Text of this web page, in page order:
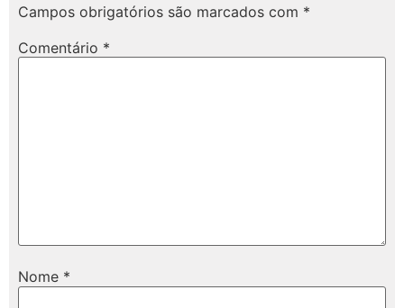
Campos obrigatórios são marcados com *
Comentário *
Nome *